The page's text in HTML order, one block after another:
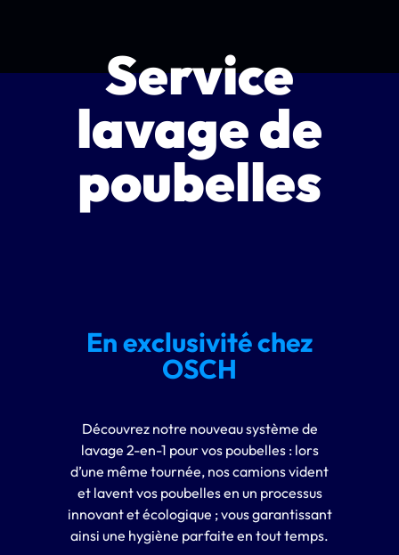
Service
lavage de
poubelles
En exclusivité chez
OSCH
Découvrez notre nouveau système de
lavage 2-en-1 pour vos poubelles : lors
d’une même tournée, nos camions vident
et lavent vos poubelles en un processus
innovant et écologique ; vous garantissant
ainsi une hygiène parfaite en tout temps.